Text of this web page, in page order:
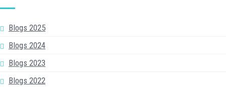
Blogs 2025
Blogs 2024
Blogs 2023
Blogs 2022